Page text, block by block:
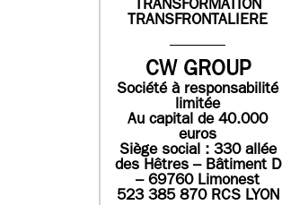
TRANSFORMATION
TRANSFRONTALIERE
CW GROUP
Société à responsabilité
limitée
Au capital de 40.000
euros
Siège social : 330 allée
des Hêtres – Bâtiment D
– 69760 Limonest
523 385 870 RCS LYON